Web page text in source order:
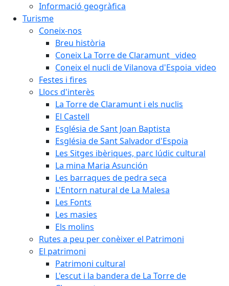
Informació geogràfica
Turisme
Coneix-nos
Breu història
Coneix La Torre de Claramunt _video
Coneix el nucli de Vilanova d'Espoia_video
Festes i fires
Llocs d'interès
La Torre de Claramunt i els nuclis
El Castell
Església de Sant Joan Baptista
Església de Sant Salvador d'Espoia
Les Sitges ibèriques, parc lúdic cultural
La mina Maria Asunción
Les barraques de pedra seca
L'Entorn natural de La Malesa
Les Fonts
Les masies
Els molins
Rutes a peu per conèixer el Patrimoni
El patrimoni
Patrimoni cultural
L'escut i la bandera de La Torre de